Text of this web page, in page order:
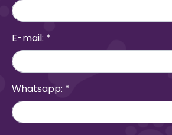
E-mail: *
Whatsapp: *